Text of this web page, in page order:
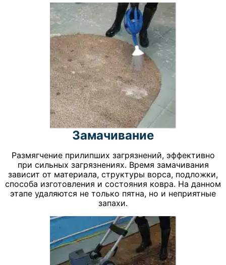
Замачивание
Размягчение прилипших загрязнений, эффективно
при сильных загрязнениях. Время замачивания
зависит от материала, структуры ворса, подложки,
способа изготовления и состояния ковра. На данном
этапе удаляются не только пятна, но и неприятные
запахи.